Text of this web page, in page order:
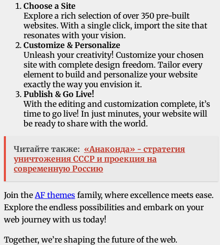
Choose a Site
Explore a rich selection of over 350 pre-built
websites. With a single click, import the site that
resonates with your vision.
Customize & Personalize
Unleash your creativity! Customize your chosen
site with complete design freedom. Tailor every
element to build and personalize your website
exactly the way you envision it.
Publish & Go Live!
With the editing and customization complete, it’s
time to go live! In just minutes, your website will
be ready to share with the world.
Читайте также: «Анаконда» - стратегия
уничтожения СССР и проекция на
современную Россию
Join the AF themes family, where excellence meets ease.
Explore the endless possibilities and embark on your
web journey with us today!
Together, we’re shaping the future of the web.